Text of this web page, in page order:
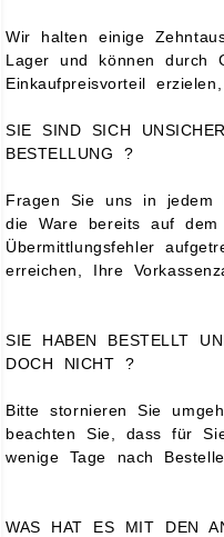
Wir halten einige
Lager und können durch
Einkaufpreisvorteil
SIE SIND SICH
BESTELLUNG ?
Fragen Sie uns in
die Ware bereits auf
Übermittlungsfehler
erreichen, Ihre
SIE HABEN BESTELLT
DOCH NICHT ?
Bitte stornieren Sie
beachten Sie, dass für
wenige Tage nach
WAS HAT ES MIT DEN